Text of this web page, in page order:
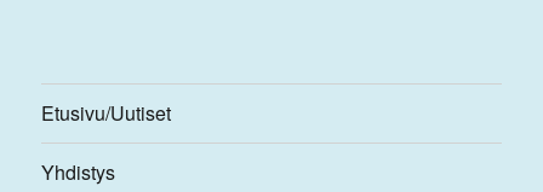
Etusivu/Uutiset
Yhdistys